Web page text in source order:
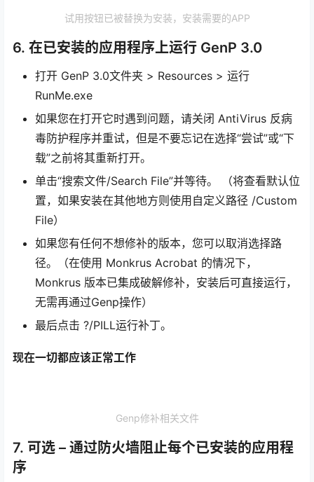
试用按钮已被替换为安装，安装需要的APP
6. 在已安装的应用程序上运行 GenP 3.0
打开 GenP 3.0文件夹 > Resources > 运行
RunMe.exe
如果您在打开它时遇到问题，请关闭 AntiVirus 反病
毒防护程序并重试，但是不要忘记在选择“尝试”或“下
载”之前将其重新打开。
单击“搜索文件/Search File”并等待。 （将查看默认位
置，如果安装在其他地方则使用自定义路径 /Custom
File）
如果您有任何不想修补的版本，您可以取消选择路
径。（在使用 Monkrus Acrobat 的情况下，
Monkrus 版本已集成破解修补，安装后可直接运行，
无需再通过Genp操作）
最后点击 ?/PILL运行补丁。
现在一切都应该正常工作
Genp修补相关文件
7. 可选 – 通过防火墙阻止每个已安装的应用程
序